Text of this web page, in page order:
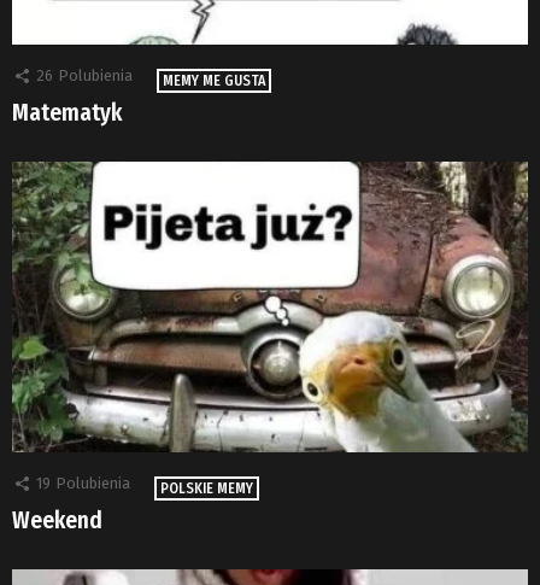
26 Polubienia MEMY ME GUSTA
Matematyk
19 Polubienia POLSKIE MEMY
Weekend